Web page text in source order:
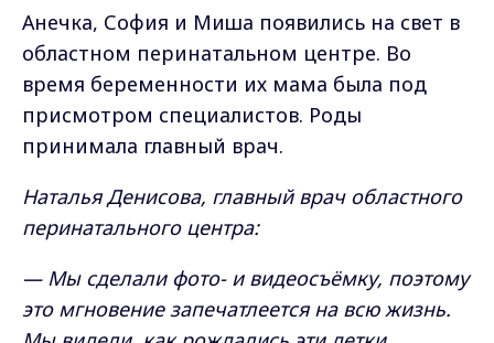
Анечка, София и Миша появились на свет в
областном перинатальном центре. Во
время беременности их мама была под
присмотром специалистов. Роды
принимала главный врач.
Наталья Денисова, главный врач областного
перинатального центра:
— Мы сделали фото- и видеосъёмку, поэтому
это мгновение запечатлеется на всю жизнь.